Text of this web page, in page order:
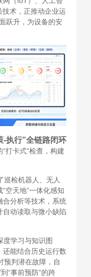
术，正推动企业运
跃升，为设备的安
-执行”全链路闭环
打卡式”检查，构建
巡检机器人、无人
空天地”一体化感知
合分析等技术，系统
自动读取与微小缺陷
度学习与知识图
还能结合历史运行数
预判潜在故障，自
“事前预防”的跨